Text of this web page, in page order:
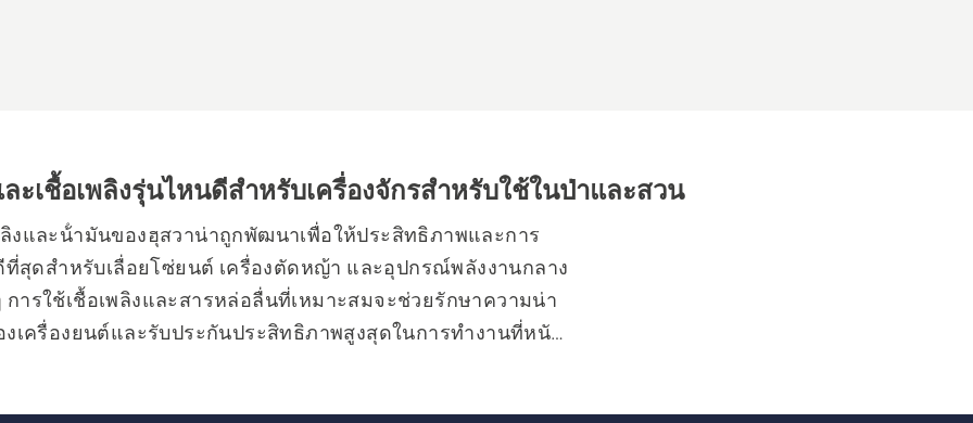
ะเชื้อเพลิงรุ่นไหนดีสําหรับเครื่องจักรสําหรับใช้ในป่าและสวน
ลิงและน้ํามันของฮุสวาน่าถูกพัฒนาเพื่อให้ประสิทธิภาพและการ
สุดสําหรับเลื่อยโซ่ยนต์ เครื่องตัดหญ้า และอุปกรณ์พลังงานกลาง
การใช้เชื้อเพลิงและสารหล่อลื่นที่เหมาะสมจะช่วยรักษาความน่า
งเครื่องยนต์และรับประกันประสิทธิภาพสูงสุดในการทํางานที่หนัก